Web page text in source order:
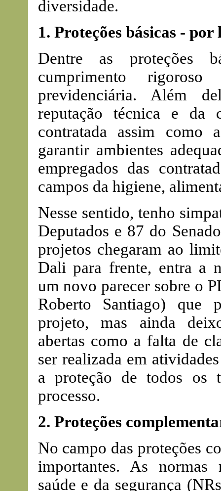
diversidade.
1. Proteções básicas - por
Dentre as proteções
cumprimento
previdenciária. Além
reputação técnica e da
contratada assim como
garantir ambientes
empregados das
campos da higiene,
Nesse sentido, tenho
Deputados e 87 do
projetos chegaram ao
Dali para frente, entra a
um novo parecer sobre o
Roberto Santiago) que
projeto, mas ainda
abertas como a falta de
ser realizada em
a proteção de todos os
processo.
2. Proteções
No campo das proteções
importantes. As normas
saúde e da segurança